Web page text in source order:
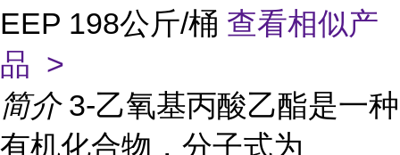
EEP 198公斤/桶 查看相似产
品 >
简介 3-乙氧基丙酸乙酯是一种
有机化合物，分子式为